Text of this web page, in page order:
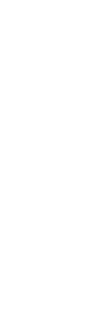
are used to help